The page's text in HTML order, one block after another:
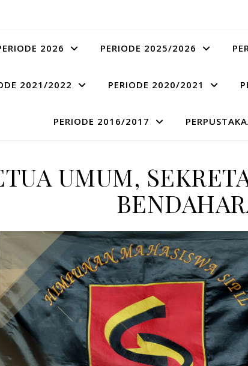
2026 PERIODE 2025/2026
2021/2022 PERIODE 2020/2021
PERIODE 2016/2017
UMUM,